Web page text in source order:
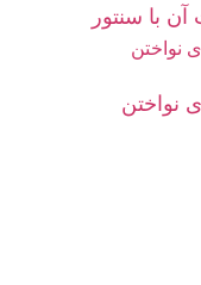
آن با سنتور
نواختن